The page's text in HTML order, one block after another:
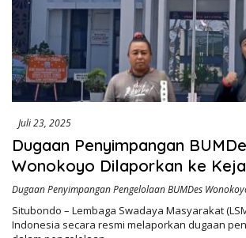
Juli 23, 2025
Dugaan Penyimpangan
Wonokoyo Dilaporkan ke
Negeri Situbondo
Dugaan Penyimpangan Pengelolaan BUMDes
Situbondo – Lembaga Swadaya Masyarakat
Indonesia secara resmi melaporkan dugaan